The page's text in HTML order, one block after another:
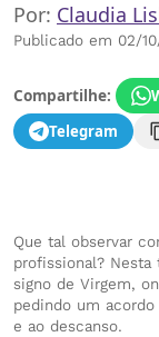
Por: Claudia
Publicado em 02/
Compartilhe:
Telegram
Que tal observar
profissional?
signo de Virgem,
pedindo um
e ao descanso.